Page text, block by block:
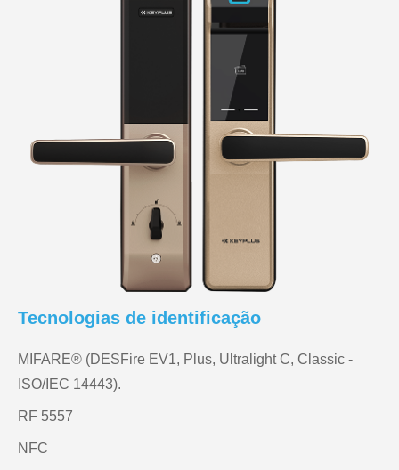
Tecnologias de identificação
MIFARE® (DESFire EV1, Plus, Ultralight C, Classic -
ISO/IEC 14443).
RF 5557
NFC